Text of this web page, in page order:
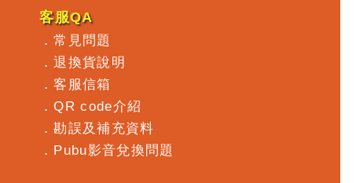
客服QA
．常見問題
．退換貨說明
．客服信箱
．QR code介紹
．勘誤及補充資料
． Pubu影音兌換問題